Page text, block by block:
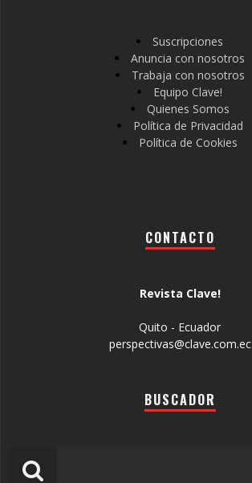
Suscripciones
Anuncia con nosotros
Trabaja con nosotros
Equipo Clave!
Quienes Somos
Política de Privacidad
Política de Cookies
CONTACTO
Revista Clave!
Quito - Ecuador
perspectivas@clave.com.ec
BUSCADOR